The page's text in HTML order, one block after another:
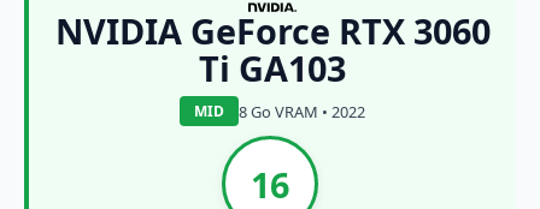
NVIDIA GeForce RTX 3060
Ti GA103
MID 8 Go VRAM • 2022
16